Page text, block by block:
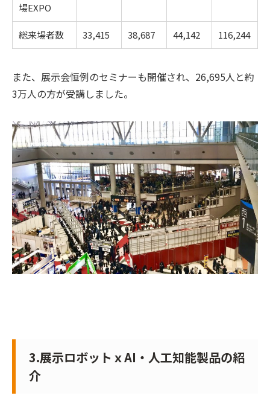
場EXPO
総来場者数 33,415 38,687 44,142 116,244
また、展示会恒例のセミナーも開催され、26,695人と約
3万人の方が受講しました。
3.展示ロボットｘAI・人工知能製品の紹
介